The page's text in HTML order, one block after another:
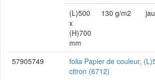
(L)500
x
(H)700
mm
130 g/m2
57905749
folia Papier de couleur,
citron (6712)